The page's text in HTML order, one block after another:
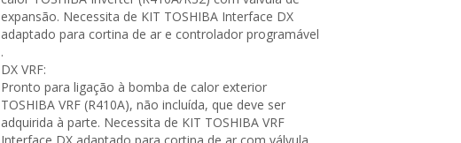
expansão. Necessita de KIT TOSHIBA Interface DX
adaptado para cortina de ar e controlador programável
.
DX VRF:
Pronto para ligação à bomba de calor exterior
TOSHIBA VRF (R410A), não incluída, que deve ser
adquirida à parte. Necessita de KIT TOSHIBA VRF